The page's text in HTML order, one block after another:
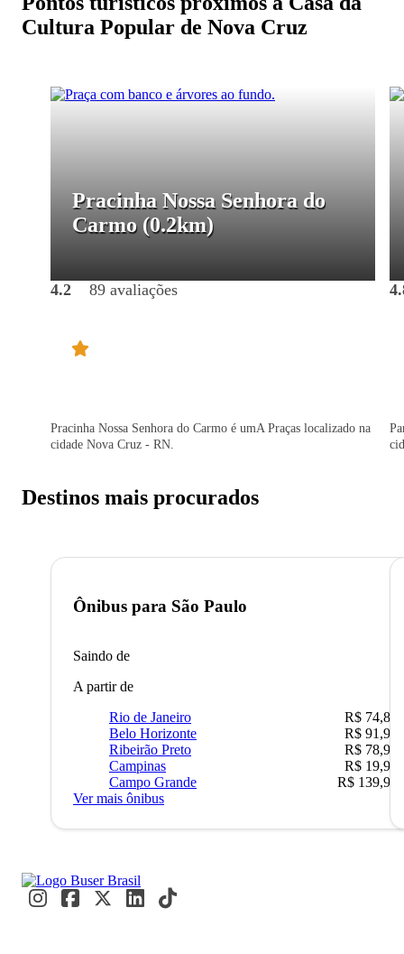
Cultura Popular de Nova Cruz
Pracinha Nossa Senhora do
Carmo (0.2km)
4.2 89 avaliações
Pracinha Nossa Senhora do Carmo é umA Praças localizado na
cidade Nova Cruz - RN.
Destinos mais procurados
Ônibus para São Paulo
Saindo de
A partir de
Rio de Janeiro
R$ 74,80
Belo Horizonte
R$ 91,90
Ribeirão Preto
R$ 78,90
Campinas
R$ 19,90
Campo Grande
R$ 139,90
Ver mais ônibus